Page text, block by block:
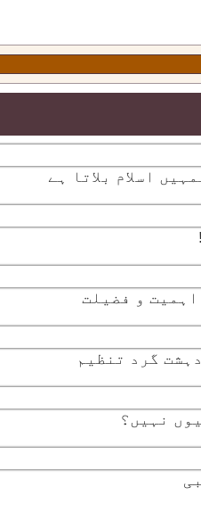
اسلام بلاتا ہے
و فضیلت
گرد تنظیم
نہیں؟